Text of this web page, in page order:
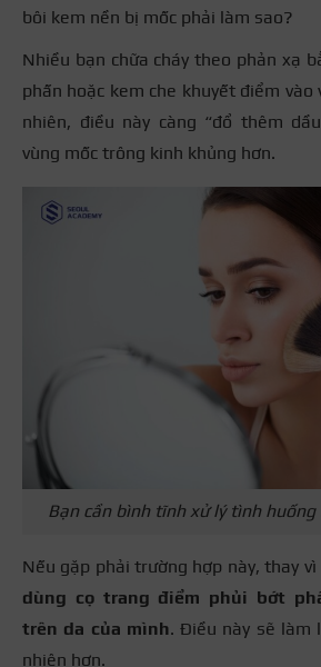
bôi kem nền bị mốc phải làm sao?
Nhiều bạn chữa cháy theo phản xạ
phấn hoặc kem che khuyết điểm vào
nhiên, điều này càng “đổ thêm
vùng mốc trông kinh khủng hơn.
Bạn cần bình tĩnh xử lý tình
Nếu gặp phải trường hợp này, thay
dùng cọ trang điểm phủi bớt
trên da của mình. Điều này sẽ làm
nhiên hơn.